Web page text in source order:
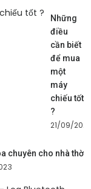
Những
điều
cần biết
để mua
một
máy
chiếu tốt
?
21/09/
chuyên cho nhà thờ